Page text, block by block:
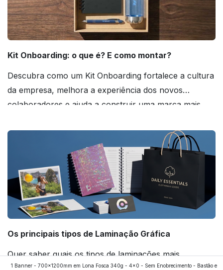
Kit Onboarding: o que é? E como montar?
Descubra como um Kit Onboarding fortalece a cultura
da empresa, melhora a experiência dos novos
colaboradores e ajuda a construir uma marca mais
Os principais tipos de Laminação Gráfica
Quer saber quais os tipos de laminações mais
1 Banner - 700x1200mm em Lona Fosca 340g - 4x0 - Sem Enobrecimento - Bastão e